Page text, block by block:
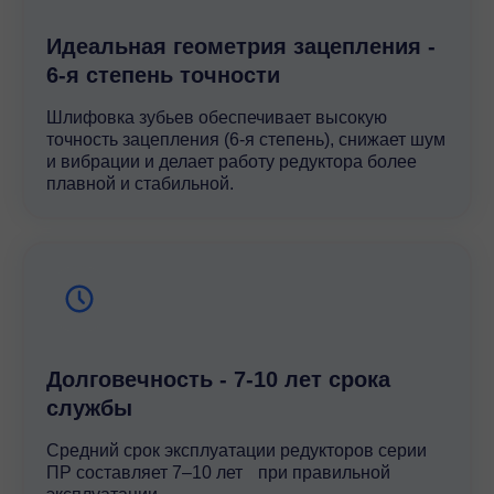
Идеальная геометрия зацепления -
6-я степень точности
Шлифовка зубьев обеспечивает высокую
точность зацепления (6-я степень), снижает шум
и вибрации и делает работу редуктора более
плавной и стабильной.
Долговечность - 7-10 лет срока
службы
Средний срок эксплуатации редукторов серии
ПР составляет 7–10 лет при правильной